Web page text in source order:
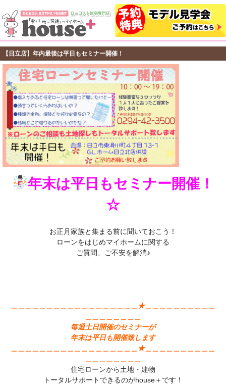
【日立店】年内最後は平日もセミナー開催！
年末は平日もセミナー開催！
☆
お正月家族と集まる前に聞いておこう！
ローンをはじめマイホームに関する
ご質問、ご不安を解消♪
＿＿＿＿＿＿＿＿＿＿＿＿＿＿＿＿＿＿★＿＿＿＿＿＿＿＿＿＿
毎週土日開催のセミナーが
年末は平日も開催致します
＿＿＿＿＿＿＿＿＿＿＿＿＿＿＿＿＿＿★＿＿＿＿＿＿＿＿＿＿
住宅ローンから土地・建物
トータルサポートできるのがhouse＋です！